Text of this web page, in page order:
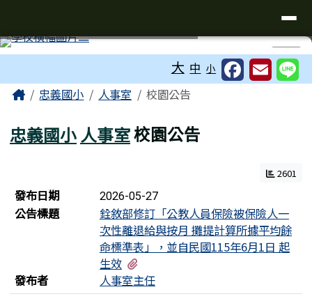
⏸
大 中 小
主內容區域
Home忠義國小 人事室 校園公告
忠義國小 人事室校園公告
2601
新聞列表
發布日期 2026-05-27
公告標題
銓敘部修訂「公教人員保險被保險人一
次性離退給與按月 攤提計算所據平均餘
命標準表」，並自民國115年6月1日 起
生效
發布者
人事室主任
頁尾區域